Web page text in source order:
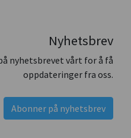
Nyhetsbrev
nyhetsbrevet vårt for å få
oppdateringer fra oss.
Abonner på nyhetsbrev